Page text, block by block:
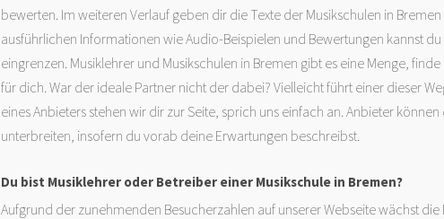
bewerten. Im weiteren Verlauf geben dir die Texte der Musikschulen in
ausführlichen Informationen wie Audio-Beispielen und Bewertungen kannst
eingrenzen. Musiklehrer und Musikschulen in Bremen gibt es eine Menge,
für dich. War der ideale Partner nicht der dabei? Vielleicht führt einer dieser
eines Anbieters stehen wir dir zur Seite, sprich uns einfach an. Anbieter
unterbreiten, insofern du vorab deine Erwartungen beschreibst.
Du bist Musiklehrer oder Betreiber einer Musikschule in Bremen?
Aufgrund der zunehmenden Besucherzahlen auf unserer Webseite wächst die